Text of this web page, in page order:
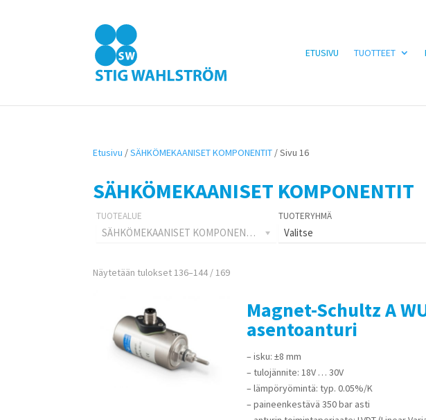
ETUSIVU TUOTTEET
Etusivu /SÄHKÖMEKAANISET KOMPONENTIT / Sivu 16
SÄHKÖMEKAANISET KOMPONENTIT
SÄHKÖMEKAANISET KOMPONENTIT Valitse
Näytetään tulokset 136–144 / 169
Magnet-Schultz A
asentoanturi
– isku: ±8 mm
– tulojännite: 18V … 30V
– lämpöryömintä: typ. 0.05%/K
– paineenkestävä 350 bar asti